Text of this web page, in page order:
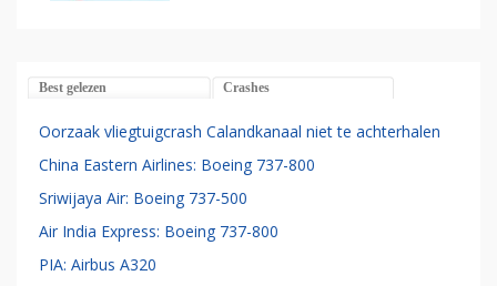
Best gelezen Crashes
Oorzaak vliegtuigcrash Calandkanaal niet te achterhalen
China Eastern Airlines: Boeing 737-800
Sriwijaya Air: Boeing 737-500
Air India Express: Boeing 737-800
PIA: Airbus A320